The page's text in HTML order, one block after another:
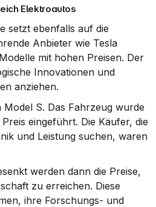
Elektroautos
setzt ebenfalls auf die
Anbieter wie Tesla
mit hohen Preisen. Der
Innovationen und
anziehen.
Model S. Das Fahrzeug wurde
eingeführt. Die Käufer, die
und Leistung suchen, waren
werden dann die Preise,
zu erreichen. Diese
ihre Forschungs- und